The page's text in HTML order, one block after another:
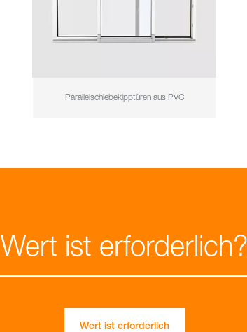
Parallelschiebekipptüren aus PVC
Wert ist
Wert ist erforderlich